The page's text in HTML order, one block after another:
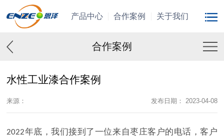
产品中心 合作案例 关于我们
合作案例
水性工业漆合作案例
来源： 发布日期： 2023-04-08
2022年底，我们接到了一位来自枣庄客户的电话，客户